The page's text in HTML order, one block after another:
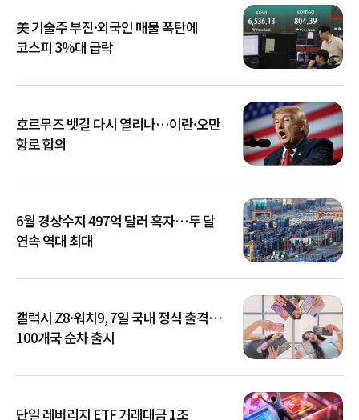
美 기술주 부진·외국인 매물 폭탄에
코스피 3%대 급락
호르무즈 뱃길 다시 열리나…이란·오만
항로 합의
6월 경상수지 497억 달러 흑자…두 달
연속 역대 최대
갤럭시 Z8·워치9, 7일 국내 정식 출격…
100개국 순차 출시
단일 레버리지 ETF 거래대금 1조